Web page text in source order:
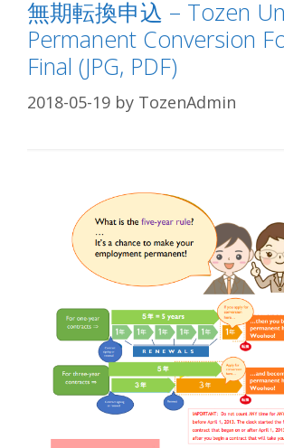
無期転換申込 – Tozen
Permanent Conversion
Final (JPG, PDF)
2018-05-19 by TozenAdmin